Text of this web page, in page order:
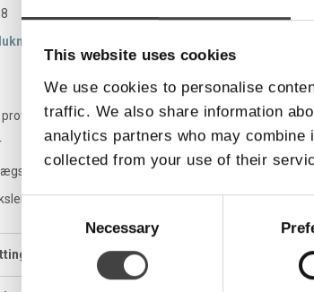
This website uses cookies
We use cookies to personalise
traffic. We also share information
analytics partners who may combine
collected from your use of their
Consent
Necessary
profil rør
9611500
9611600